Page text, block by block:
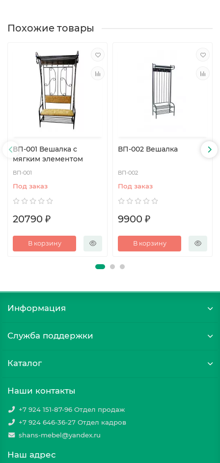
Похожие товары
ВП-001 Вешалка с
мягким элементом
ВП-001
Под заказ
20790 ₽
В корзину
ВП-002 Вешалка
ВП-002
Под заказ
9900 ₽
В корзину
Информация
Служба поддержки
Каталог
Наши контакты
+7 924 151-87-96 Отдел продаж
+7 924 646-36-27 Отдел кадров
shans-mebel@yandex.ru
Наш адрес